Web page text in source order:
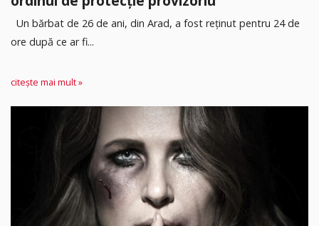
Un bărbat de 26 de ani, din Arad, a fost reținut pentru 24 de
ore după ce ar fi...
citește mai mult »